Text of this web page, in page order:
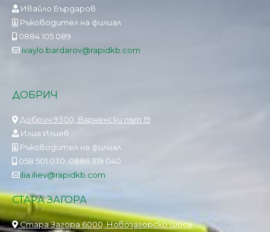
Ивайло Бърдаров
Ръководител на филиал
0884 105 089
ivaylo.bardarov@rapidkb.com
ДОБРИЧ
Добрич 9300, Варненски път 19
Илия Илиев
Ръководител на филиал
058 501 030, 0886 319 040
ilia.iliev@rapidkb.com
СТАРА ЗАГОРА
Стара Загора 6000, Новозагорско шосе